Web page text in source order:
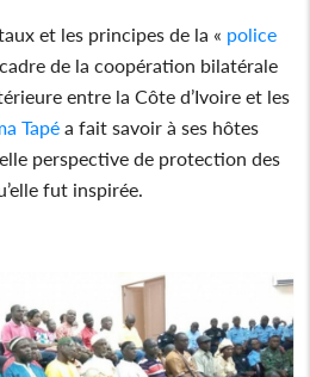
et les principes de la « police
de la coopération bilatérale
entre la Côte d’Ivoire et les
Tapé a fait savoir à ses hôtes
perspective de protection des
fut inspirée.